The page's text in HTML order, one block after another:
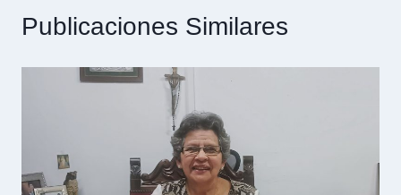
Publicaciones Similares